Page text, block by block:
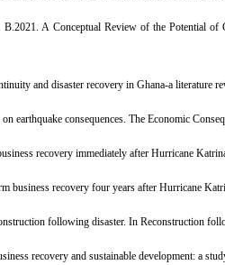
A Conceptual Review of the Potential
and disaster recovery in Ghana-a literature
earthquake consequences. The Economic
recovery immediately after Hurricane
business recovery four years after Hurricane
following disaster. In Reconstruction
recovery and sustainable development: a